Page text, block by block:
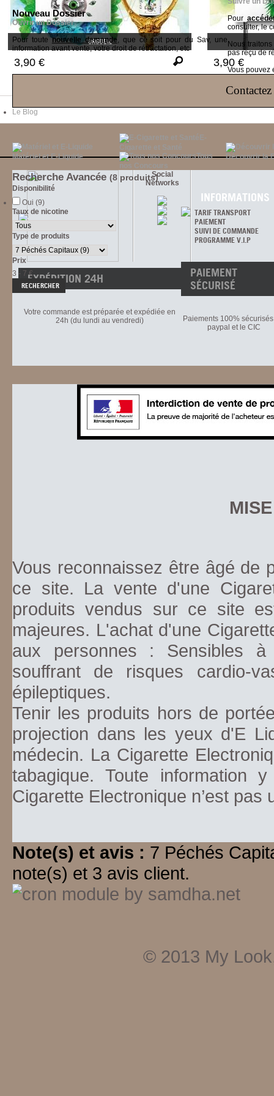
Nouveau Dossier
Ouvrir un Dossier
Pour toutenouvelle demande, que ce soit pour du Sav, une
information avant vente, votre droit de rétractation, etc
Pour
consulter, le
Nous
pas reçu de
Vous pouvez
Le Blog
Matériel et E-Liquide
E-
Cigarette et Santé
Tous
nos Concours
Découvrir la
Recherche Avancée (8 produits)
Disponibilité
Oui (9)
Taux de nicotine
Type de produits
Prix
3 - 7 €
ORGUEIL
3,90 € 3,90 €
Social
Networks
INFORMATIONS
TARIF TRANSPORT
PAIEMENT
SUIVI DE COMMANDE
PROGRAMME V.I.P
EXPÉDITION 24H
Votre commande est préparée et expédiée en
24h (du lundi au vendredi)
PAIEMENT
SÉCURISÉ
Paiements 100%
paypal et le CIC
Vous reconnaissez être âgé de
ce site. La vente d'une
produits vendus sur ce site
majeures. L'achat d'une
aux personnes : Sensibles
souffrant de risques cardio-
épileptiques.
Tenir les produits hors de
projection dans les yeux d'E
médecin. La Cigarette
tabagique. Toute information
Cigarette Electronique n’est pas
Note(s) et avis : 7 Péchés
note(s) et 3 avis client.
© 2013 My Look